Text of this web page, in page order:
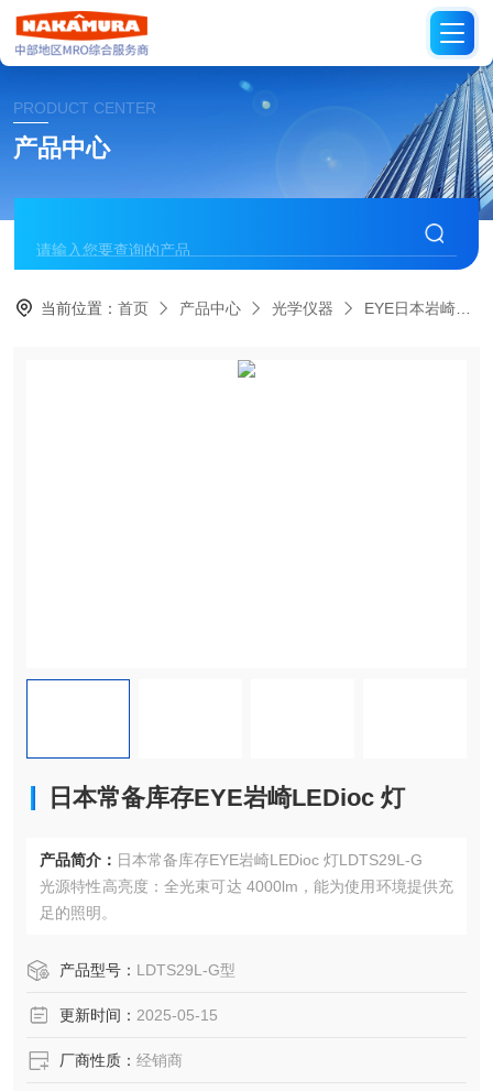
PRODUCT CENTER
产品中心
当前位置：首页 产品中心 光学仪器 EYE日本岩崎
日本常备库存EYE岩崎LEDioc 灯
产品简介： 日本常备库存EYE岩崎LEDioc 灯LDTS29L-G
光源特性高亮度：全光束可达 4000lm，能为使用环境提供充
足的照明。
产品型号： LDTS29L-G型
更新时间： 2025-05-15
厂商性质： 经销商